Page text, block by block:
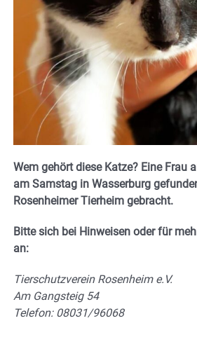
Wem gehört diese Katze? Eine Frau
am Samstag in Wasserburg
Rosenheimer Tierheim gebracht.
Bitte sich bei Hinweisen oder für
an:
Tierschutzverein Rosenheim e.V.
Am Gangsteig 54
Telefon: 08031/96068